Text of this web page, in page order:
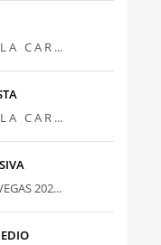
A C A R ...
A C A R ...
202...